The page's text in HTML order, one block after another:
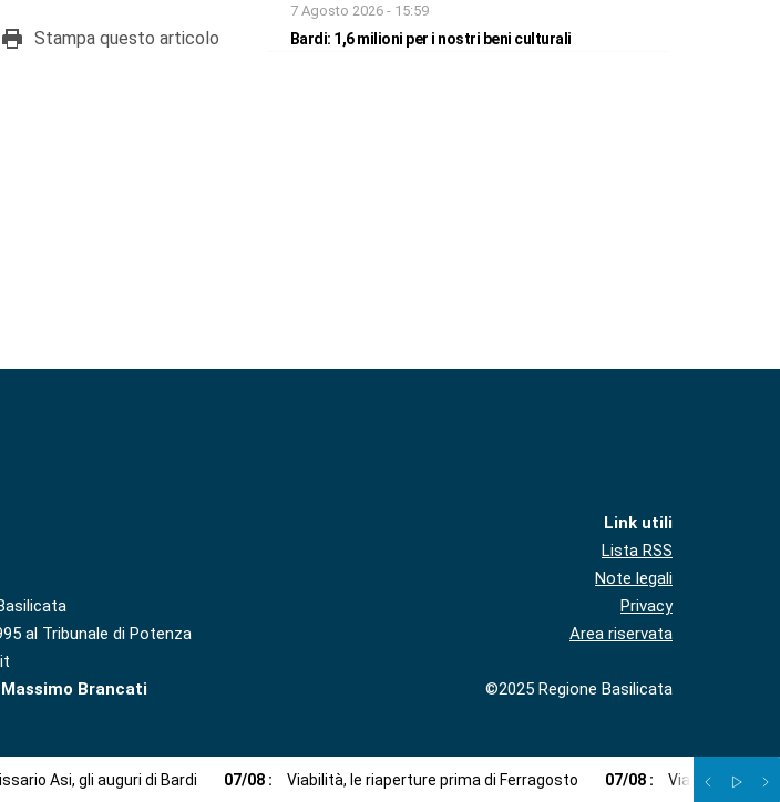
Stampa questo articolo
7 Agosto 2026 - 15:59
Bardi: 1,6 milioni per i nostri beni culturali
al Tribunale di Potenza
Massimo Brancati
Link utili
Lista RSS
Note legali
Privacy
Area riservata
©2025 Regione Basilicata
Asi, gli auguri di Bardi 07/08 : Viabilità, le riaperture prima di Ferragosto 07/08 : Via libera a